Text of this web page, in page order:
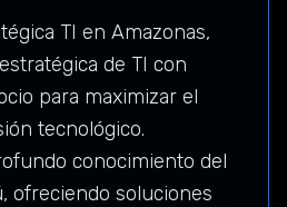
TI en Amazonas,
de TI con
para maximizar el
tecnológico.
conocimiento del
ofreciendo soluciones